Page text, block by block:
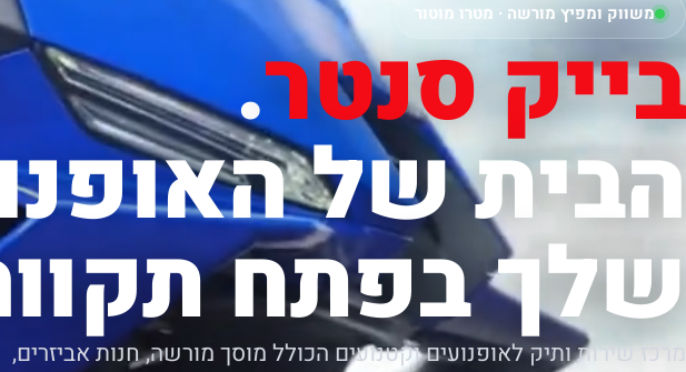
משווק ומפיץ מורשה · מטרו מוטור
בייק סנטר.
הבית של
שלך בפתח
מרכז שירות ותיק לאופנועים וקטנועים הכולל מוסך מורשה, חנות אביזרים,